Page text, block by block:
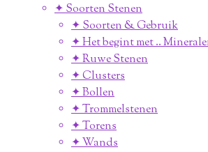
✦ Soorten Stenen
✦ Soorten & Gebruik
✦ Het begint met ..
✦ Ruwe Stenen
✦ Clusters
✦ Bollen
✦ Trommelstenen
✦ Torens
✦ Wands